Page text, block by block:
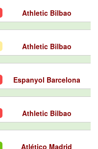
Athletic Bilbao
Athletic Bilbao
Espanyol Barcelona
Athletic Bilbao
Atlético Madrid